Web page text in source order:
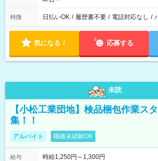
特徴 日払いOK / 履歴書不要 / 電話対応なし /
気になる！ 応募する
未読
【小松工業団地】検品梱包作業ス
集！！
アルバイト 職種未経験OK
給与
時給1,250円～1,300円